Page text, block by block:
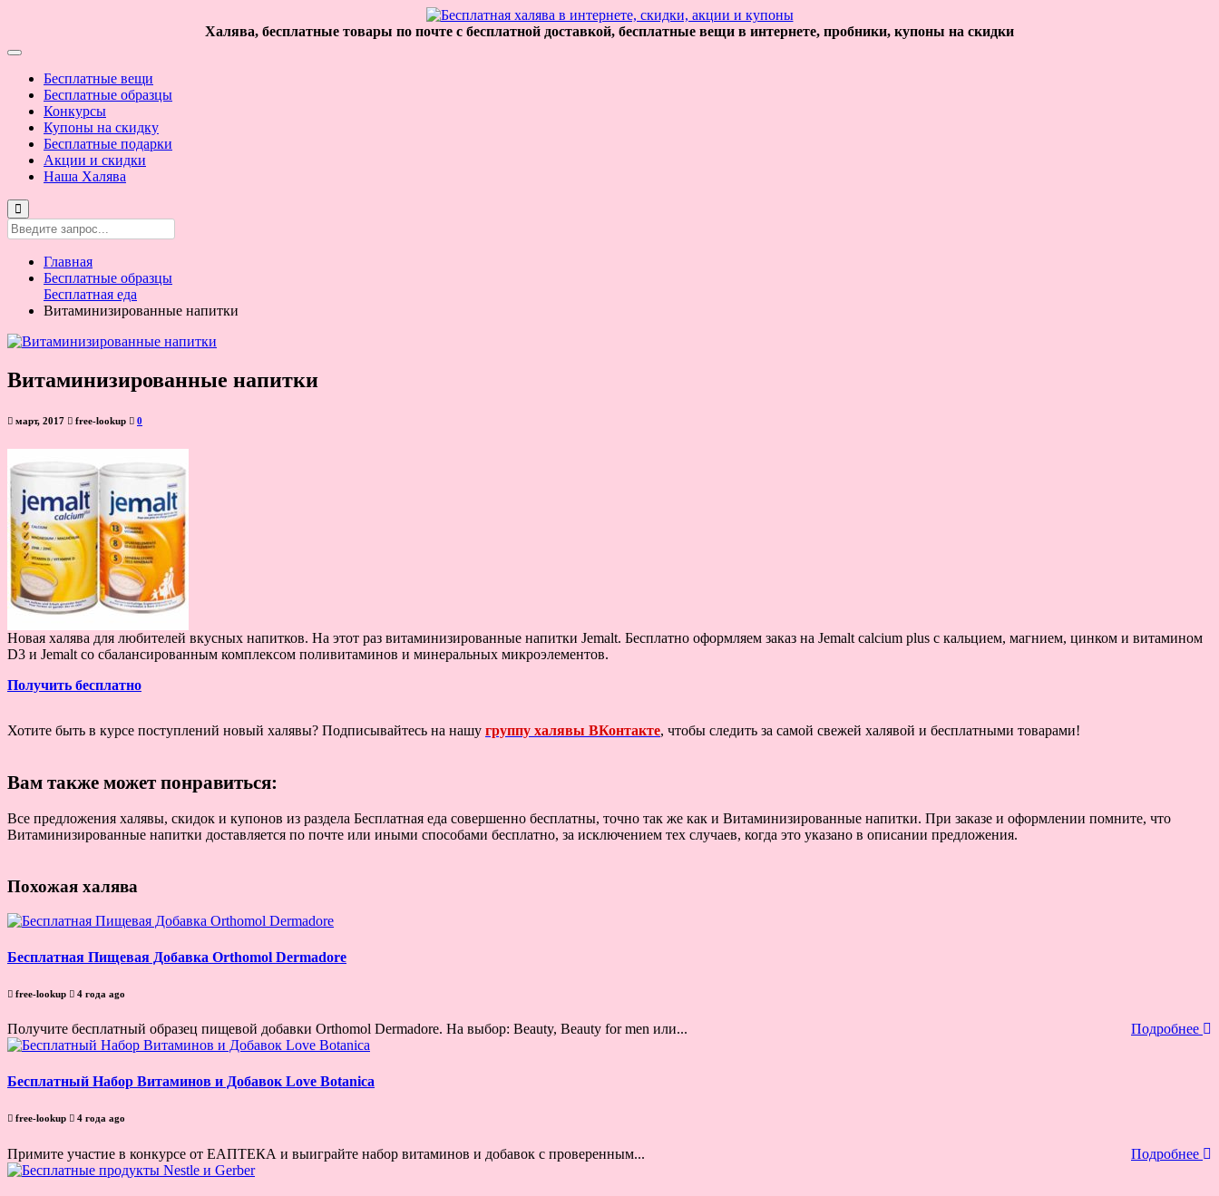
Халява, бесплатные товары по почте с бесплатной доставкой, бесплатные вещи в интернете, пробники, купоны на скидки
Бесплатные вещи
Бесплатные образцы
Конкурсы
Купоны на скидку
Бесплатные подарки
Акции и скидки
Наша Халява
Главная
Бесплатные образцы
Бесплатная еда
Витаминизированные напитки
Витаминизированные напитки
март, 2017 free-lookup 0
Новая халява для любителей вкусных напитков. На этот раз витаминизированные напитки Jemalt. Бесплатно оформляем заказ на Jemalt calcium plus с кальцием, магнием, цинком и витамином
D3 и Jemalt со сбалансированным комплексом поливитаминов и минеральных микроэлементов.
Получить бесплатно
Хотите быть в курсе поступлений новый халявы? Подписывайтесь на нашу группу халявы ВКонтакте, чтобы следить за самой свежей халявой и бесплатными товарами!
Вам также может понравиться:
Все предложения халявы, скидок и купонов из раздела Бесплатная еда совершенно бесплатны, точно так же как и Витаминизированные напитки. При заказе и оформлении помните, что
Витаминизированные напитки доставляется по почте или иными способами бесплатно, за исключением тех случаев, когда это указано в описании предложения.
Похожая халява
Бесплатная Пищевая Добавка Orthomol Dermadore
free-lookup 4 года ago
Получите бесплатный образец пищевой добавки Orthomol Dermadore. На выбор: Beauty, Beauty for men или... Подробнее
Бесплатный Набор Витаминов и Добавок Love Botanica
free-lookup 4 года ago
Примите участие в конкурсе от ЕАПТЕКА и выиграйте набор витаминов и добавок с проверенным... Подробнее